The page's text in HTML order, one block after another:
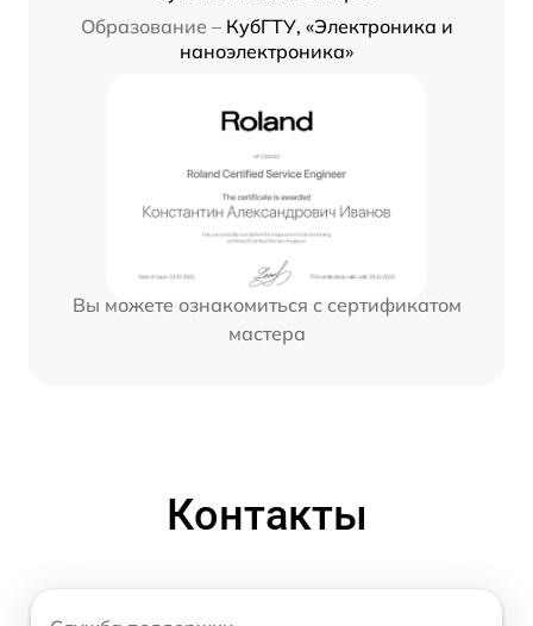
Образование – КубГТУ, «Электроника и
наноэлектроника»
Вы можете ознакомиться с сертификатом
мастера
Контакты